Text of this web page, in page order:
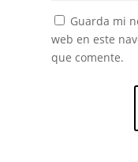
Guarda mi
web en este
que comente.